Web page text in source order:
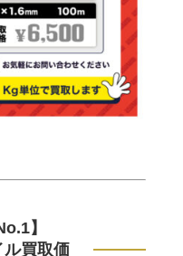
】
ル買取価